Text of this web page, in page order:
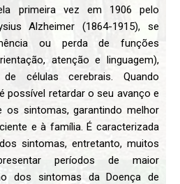
primeira vez em 1906 pelo
Alzheimer (1864-1915), se
ou perda de funções
atenção e linguagem),
células cerebrais. Quando
possível retardar o seu avanço e
sintomas, garantindo melhor
e à família. É caracterizada
sintomas, entretanto, muitos
períodos de maior
dos sintomas da Doença de